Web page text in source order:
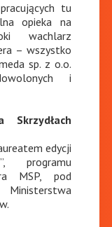
tu
opieka na
wachlarz
– wszystko
sp. z o.o.
i
edycji
programu
MSP, pod